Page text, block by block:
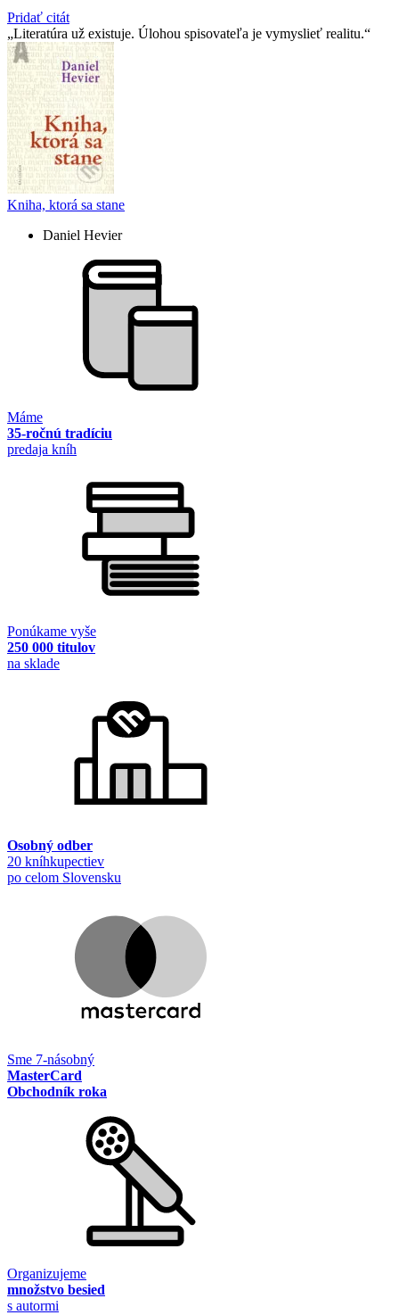
Pridať citát
Literatúra už existuje. Úlohou spisovateľa je vymyslieť realitu.
Kniha, ktorá sa stane
Daniel Hevier
Máme
35-ročnú tradíciu
predaja kníh
Ponúkame vyše
250 000 titulov
na sklade
Osobný odber
20 kníhkupectiev
po celom Slovensku
Sme 7-násobný
MasterCard
Obchodník roka
Organizujeme
množstvo besied
s autormi